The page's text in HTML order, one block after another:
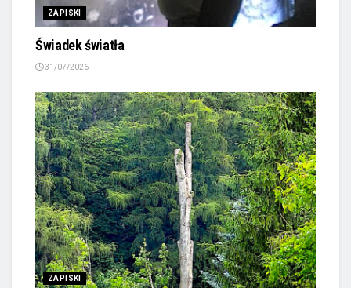
ZAPISKI
Świadek światła
31/07/2026
ZAPISKI